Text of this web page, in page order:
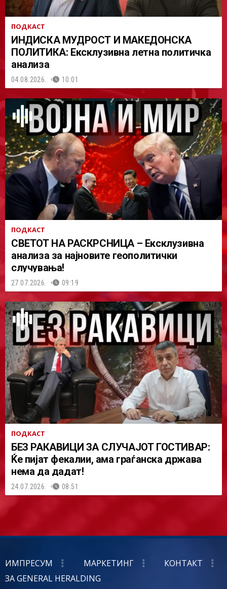
ПОДКАСТ
ИНДИСКА МУДРОСТ И МАКЕДОНСКА
ПОЛИТИКА: Ексклузивна летна политичка
анализа
04.08.2026. 10:01
ПОДКАСТ
СВЕТОТ НА РАСКРСНИЦА – Ексклузивна
анализа за најновите геополитички
случувања!
27.07.2026. 09:19
ПОДКАСТ
БЕЗ РАКАВИЦИ ЗА СЛУЧАЈОТ ГОСТИВАР:
Ќе пијат фекалии, ама граѓанска држава
нема да дадат!
24.07.2026. 08:51
ИМПРЕСУМ МАРКЕТИНГ
КОНТАКТ
ЗА GENERAL HERALDING